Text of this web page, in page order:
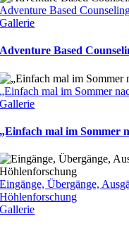
Adventure Based
Gallerie
Adventure Based
„Einfach mal im Sommer
Gallerie
„Einfach mal im Sommer
Eingänge, Übergänge,
Höhlenforschung
Gallerie